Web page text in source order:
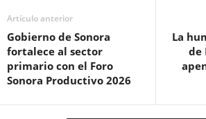
Artículo anterior
Gobierno de Sonora
fortalece al sector
primario con el Foro
Sonora Productivo 2026
La
de